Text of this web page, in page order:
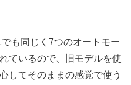
も同じく7つのオートモー
ているので、旧モデルを使
してそのままの感覚で使う